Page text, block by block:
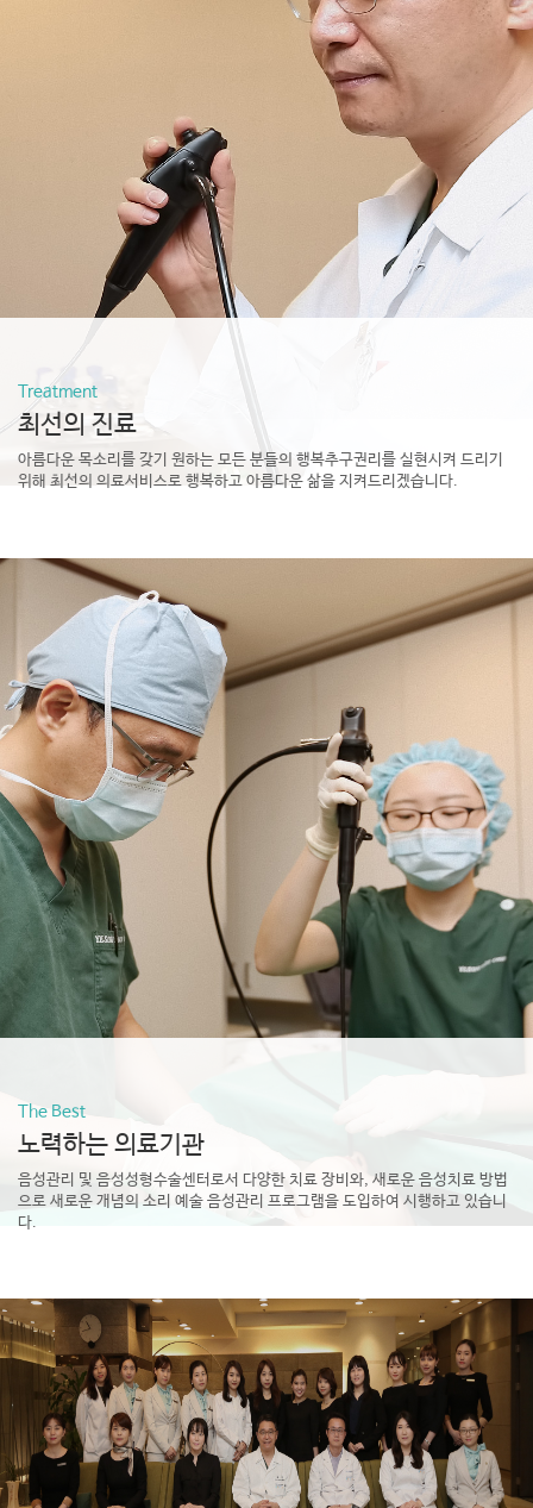
Treatment
최선의 진료
아름다운 목소리를 갖기 원하는 모든 분들의 행복추구권리를 실현시켜 드리기
위해 최선의 의료서비스로 행복하고 아름다운 삶을 지켜드리겠습니다.
The Best
노력하는 의료기관
음성관리 및 음성성형수술센터로서 다양한 치료 장비와, 새로운 음성치료 방법
으로 새로운 개념의 소리 예술 음성관리 프로그램을 도입하여 시행하고 있습니
다.